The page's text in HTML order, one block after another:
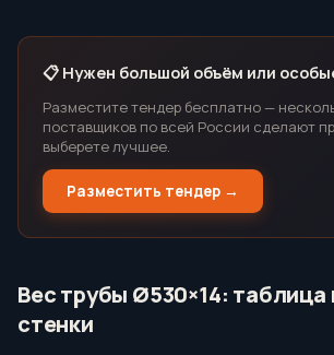
📋 Нужен большой объём или
Разместите тендер бесплатно —
поставщиков по всей России сделают
выберете лучшее.
Разместить тендер →
Вес трубы Ø530×14:
стенки